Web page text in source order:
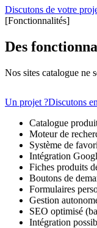
Discutons de votre
[Fonctionnalités]
Des
Nos sites catalogue ne
Un projet ?Discutons
Catalogue
Moteur de
Système de
Intégration
Fiches produits
Boutons de
Formulaires
Gestion
SEO optimisé
Intégration